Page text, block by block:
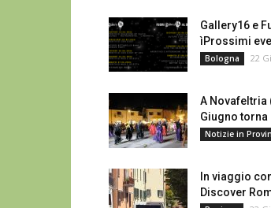
Gallery16 e
ìProssimi
Bologna 22
A Novafeltria
Giugno torna
Notizie in
In viaggio
Discover